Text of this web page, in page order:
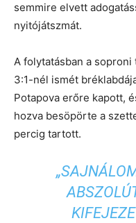
semmire elvett
nyitójátszmát.
A folytatásban a
3:1-nél ismét
Potapova erőre kapott,
hozva besöpörte a
percig tartott.